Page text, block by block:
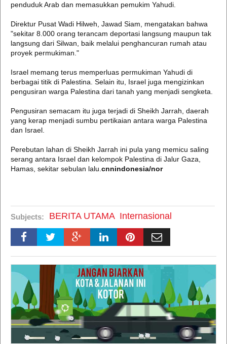
penduduk Arab dan memasukkan pemukim Yahudi.
Direktur Pusat Wadi Hilweh, Jawad Siam, mengatakan bahwa
"sekitar 8.000 orang terancam deportasi langsung maupun tak
langsung dari Silwan, baik melalui penghancuran rumah atau
proyek permukiman."
Israel memang terus memperluas permukiman Yahudi di
berbagai titik di Palestina. Selain itu, Israel juga mengizinkan
pengusiran warga Palestina dari tanah yang menjadi sengketa.
Pengusiran semacam itu juga terjadi di Sheikh Jarrah, daerah
yang kerap menjadi sumbu pertikaian antara warga Palestina
dan Israel.
Perebutan lahan di Sheikh Jarrah ini pula yang memicu saling
serang antara Israel dan kelompok Palestina di Jalur Gaza,
Hamas, sekitar sebulan lalu. cnnindonesia/nor
Subjects: BERITA UTAMA Internasional